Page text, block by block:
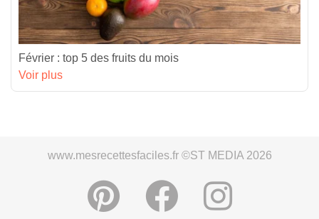
Février : top 5 des fruits du mois
Voir plus
www.mesrecettesfaciles.fr ©ST MEDIA 2026